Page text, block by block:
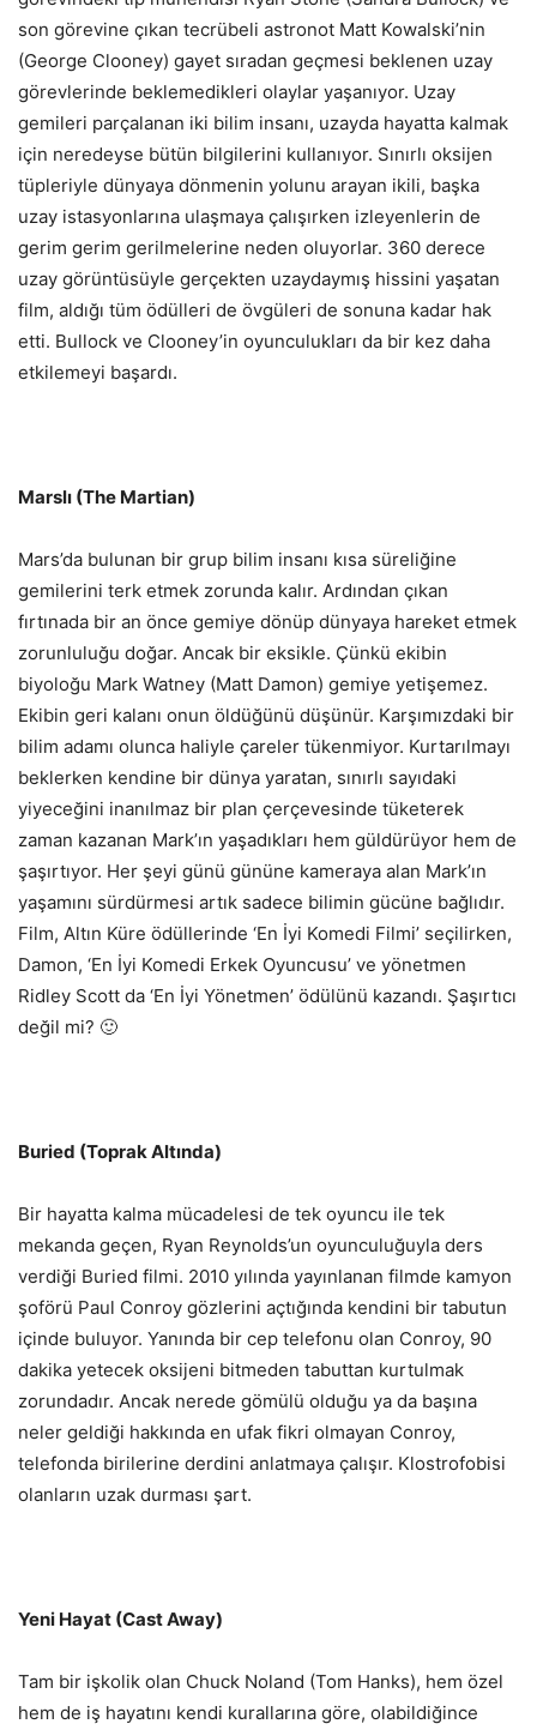
son görevine çıkan tecrübeli astronot Matt Kowalski’nin
(George Clooney) gayet sıradan geçmesi beklenen uzay
görevlerinde beklemedikleri olaylar yaşanıyor. Uzay
gemileri parçalanan iki bilim insanı, uzayda hayatta kalmak
için neredeyse bütün bilgilerini kullanıyor. Sınırlı oksijen
tüpleriyle dünyaya dönmenin yolunu arayan ikili, başka
uzay istasyonlarına ulaşmaya çalışırken izleyenlerin de
gerim gerim gerilmelerine neden oluyorlar. 360 derece
uzay görüntüsüyle gerçekten uzaydaymış hissini yaşatan
film, aldığı tüm ödülleri de övgüleri de sonuna kadar hak
etti. Bullock ve Clooney’in oyunculukları da bir kez daha
etkilemeyi başardı.
Marslı (The Martian)
Mars’da bulunan bir grup bilim insanı kısa süreliğine
gemilerini terk etmek zorunda kalır. Ardından çıkan
fırtınada bir an önce gemiye dönüp dünyaya hareket etmek
zorunluluğu doğar. Ancak bir eksikle. Çünkü ekibin
biyoloğu Mark Watney (Matt Damon) gemiye yetişemez.
Ekibin geri kalanı onun öldüğünü düşünür. Karşımızdaki bir
bilim adamı olunca haliyle çareler tükenmiyor. Kurtarılmayı
beklerken kendine bir dünya yaratan, sınırlı sayıdaki
yiyeceğini inanılmaz bir plan çerçevesinde tüketerek
zaman kazanan Mark’ın yaşadıkları hem güldürüyor hem de
şaşırtıyor. Her şeyi günü gününe kameraya alan Mark’ın
yaşamını sürdürmesi artık sadece bilimin gücüne bağlıdır.
Film, Altın Küre ödüllerinde ‘En İyi Komedi Filmi’ seçilirken,
Damon, ‘En İyi Komedi Erkek Oyuncusu’ ve yönetmen
Ridley Scott da ‘En İyi Yönetmen’ ödülünü kazandı. Şaşırtıcı
değil mi? 🙂
Buried (Toprak Altında)
Bir hayatta kalma mücadelesi de tek oyuncu ile tek
mekanda geçen, Ryan Reynolds’un oyunculuğuyla ders
verdiği Buried filmi. 2010 yılında yayınlanan filmde kamyon
şoförü Paul Conroy gözlerini açtığında kendini bir tabutun
içinde buluyor. Yanında bir cep telefonu olan Conroy, 90
dakika yetecek oksijeni bitmeden tabuttan kurtulmak
zorundadır. Ancak nerede gömülü olduğu ya da başına
neler geldiği hakkında en ufak fikri olmayan Conroy,
telefonda birilerine derdini anlatmaya çalışır. Klostrofobisi
olanların uzak durması şart.
Yeni Hayat (Cast Away)
Tam bir işkolik olan Chuck Noland (Tom Hanks), hem özel
hem de iş hayatını kendi kurallarına göre, olabildiğince